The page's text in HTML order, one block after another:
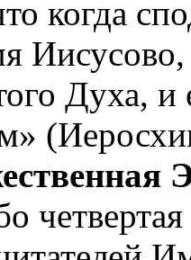
когда
Иисусово,
Духа,